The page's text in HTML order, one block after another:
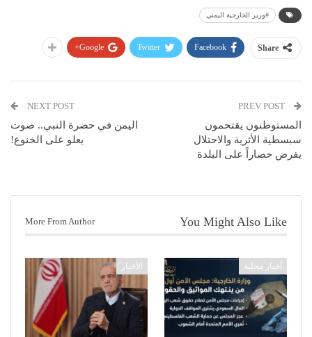
#وزير الخارجية اليمني
Share
Facebook
Twitter
Google+
المستوطنون يقتحمون
سبسطية الأثرية والاحتلال
يفرض حصاراً على البلدة
NEXT POST
اليمن في حضرة النبي.. صوت
يعلو على الخنوع!
You Might Also Like
More From Author
أخبار محلية الأخبار